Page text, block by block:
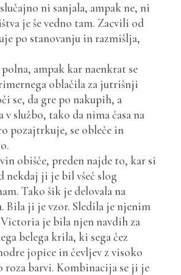
ni sanjala, ampak ne, ni
je še vedno tam. Zacvili od
po stanovanju in razmišlja,
ampak kar naenkrat se
oblačila za jutrišnji
se, da gre po nakupih, a
službo, tako da nima časa na
pozajtrkuje, se obleče in
obišče, preden najde to, kar si
nekdaj ji je bil všeč slog
Tako šik je delovala na
Bila ji je vzor. Sledila je njenim
je bila njen navdih za
belega krila, ki sega čez
jopice in čevljev z visoko
roza barvi. Kombinacija se ji je